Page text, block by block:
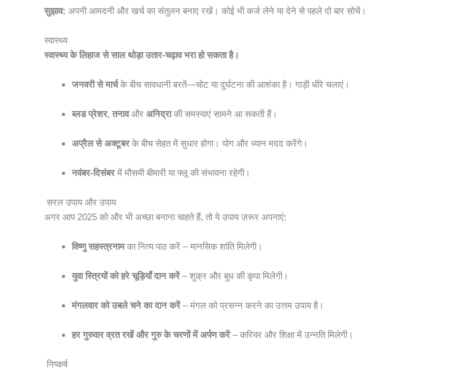
सुझाव: अपनी आमदनी और खर्च का संतुलन बनाए रखें। कोई भी कर्ज लेने या देने से पहले दो बार सोचें।
स्वास्थ्य
स्वास्थ्य के लिहाज से साल थोड़ा उतार-चढ़ाव भरा हो सकता है।
जनवरी से मार्चके बीच सावधानी बरतें—चोट या दुर्घटना की आशंका है। गाड़ी धीरे चलाएं।
ब्लड प्रेशर, तनावऔर अनिद्राकी समस्याएं सामने आ सकती हैं।
अप्रैल से अक्टूबरके बीच सेहत में सुधार होगा। योग और ध्यान मदद करेंगे।
नवंबर-दिसंबरमें मौसमी बीमारी या फ्लू की संभावना रहेगी।
सरल उपाय और उपाय
अगर आप 2025 को और भी अच्छा बनाना चाहते हैं, तो ये उपाय ज़रूर अपनाएं:
विष्णु सहस्त्रनामका नित्य पाठ करें – मानसिक शांति मिलेगी।
युवा स्त्रियों को हरे चूड़ियाँ दान करें– शुक्र और बुध की कृपा मिलेगी।
मंगलवार को उबले चने का दान करें– मंगल को प्रसन्न करने का उत्तम उपाय है।
हर गुरुवार व्रत रखें और गुरु के चरणों में अर्पण करें– करियर और शिक्षा में उन्नति मिलेगी।
निष्कर्ष